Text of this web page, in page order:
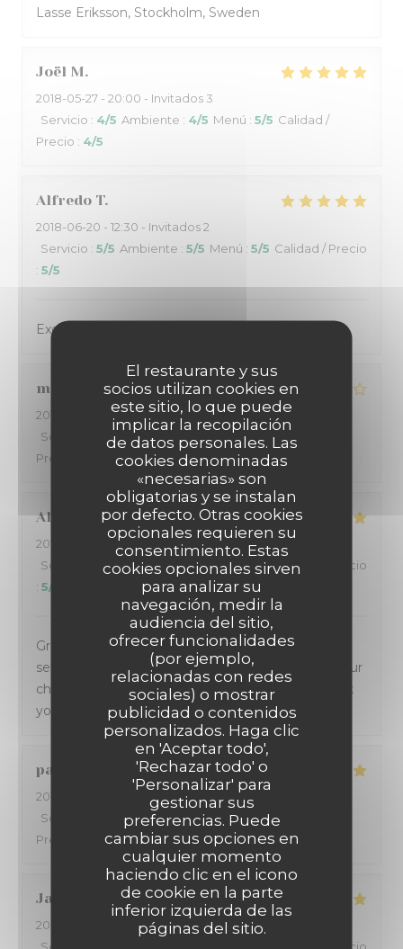
El restaurante y sus
socios utilizan cookies en
este sitio, lo que puede
implicar la recopilación
de datos personales. Las
cookies denominadas
«necesarias» son
obligatorias y se instalan
por defecto. Otras cookies
opcionales requieren su
consentimiento. Estas
cookies opcionales sirven
para analizar su
navegación, medir la
audiencia del sitio,
ofrecer funcionalidades
(por ejemplo,
relacionadas con redes
sociales) o mostrar
publicidad o contenidos
personalizados. Haga clic
en 'Aceptar todo',
'Rechazar todo' o
'Personalizar' para
gestionar sus
preferencias. Puede
cambiar sus opciones en
cualquier momento
haciendo clic en el icono
de cookie en la parte
inferior izquierda de las
páginas del sitio.
Lasse Eriksson, Stockholm, Sweden
Joël M
2018-05-27 - 20:00 - Invitados 3
Servicio : 4/5 Ambiente : 4/5 Menú : 5/5 Calidad /
Precio : 4/5
Alfredo T
2018-06-20 - 12:30 - Invitados 2
Servicio : 5/5 Ambiente : 5/5 Menú : 5/5 Calidad / Precio
: 5/5
Excellent as usual,
manes
2018-06-17
- 20:30 - Invitados 2
Servicio
/5 Ambiente Menú /5
Precio
Alfredo T
2018-06-17
- 19:30 - Invitados 2
Servicio
/5 Ambiente: 5/5 Menú: 5/5 Calidad / Precio
: 5/5
Great quality food, location and service! Real good
selection of wines to go with the chosen meals. Our
choice for many years while visiting Antibes. Thank
you it’s always a pleasure.
patrick
2018-06-16
- 20:30 - Invitados 6
Servicio
Ambiente:4/5 Menú : 5/5 Calidad /
Precio
Jacques
2018-06-17
- 12:30 - Invitados 1